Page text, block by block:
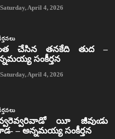
Saturday, April 4, 2026
చేసిన తనకేది తుద –
సంకీర్తన
Saturday, April 4, 2026
యీ జీవుఁడు
– అన్నమయ్య సంకీర్తన